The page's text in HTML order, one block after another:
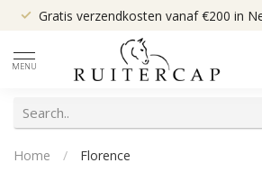
Gratis verzendkosten vanaf €200 in
MENU
Home / Florence